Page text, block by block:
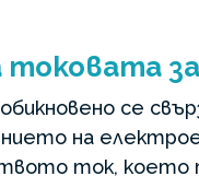
токовата
се
на
ток, което